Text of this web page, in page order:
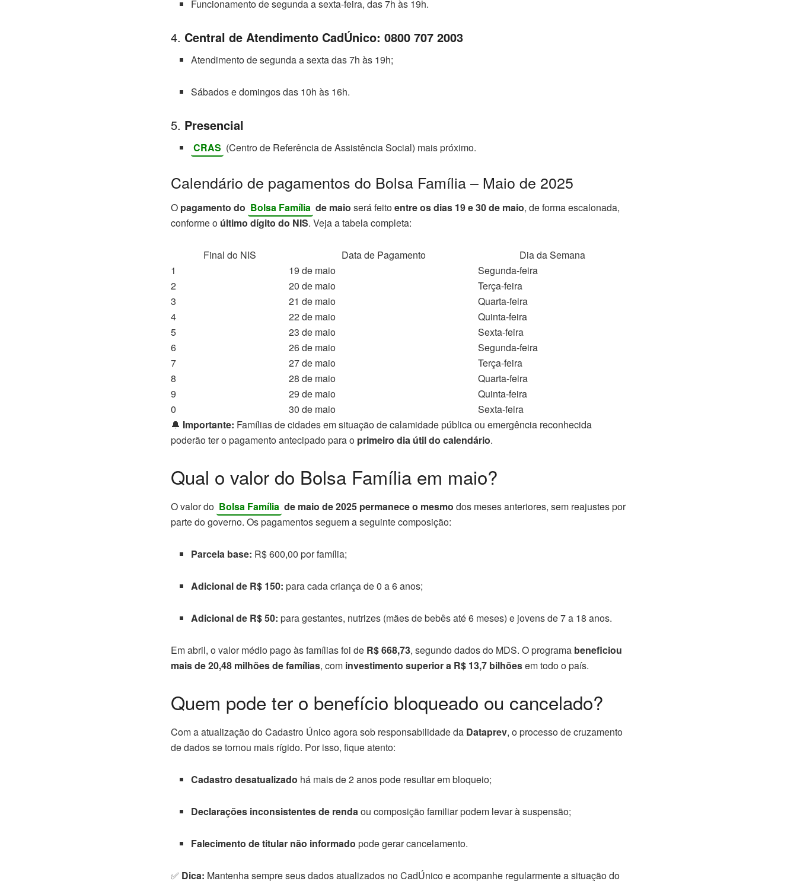
Funcionamento de segunda a sexta-feira, das 7h às 19h.
4. Central de Atendimento CadÚnico: 0800 707 2003
Atendimento de segunda a sexta das 7h às 19h;
Sábados e domingos das 10h às 16h.
5. Presencial
CRAS (Centro de Referência de Assistência Social) mais próximo.
Calendário de pagamentos do Bolsa Família – Maio de 2025
O pagamento do Bolsa Família de maio será feitoentre os dias 19 e 30 de maio, de forma escalonada,
conforme o último dígito do NIS. Veja a tabela completa:
Final do NIS Data de Pagamento
Dia da Semana
1
19 de maio
Segunda-feira
2
20 de maio
Terça-feira
3
21 de maio
Quarta-feira
4
22 de maio
Quinta-feira
5
23 de maio
Sexta-feira
6
26 de maio
Segunda-feira
7
27 de maio
Terça-feira
8
28 de maio
Quarta-feira
9
29 de maio
Quinta-feira
0
30 de maio
Sexta-feira
🔔 Importante: Famílias de cidades em situação de calamidade pública ou emergência reconhecida
poderão ter o pagamento antecipado para o primeiro dia útil do calendário.
Qual o valor do Bolsa Família em maio?
O valor do Bolsa Família de maio de 2025 permanece o mesmo dos meses anteriores, sem reajustes por
parte do governo. Os pagamentos seguem a seguinte composição:
Parcela base: R$ 600,00 por família;
Adicional de R$ 150: para cada criança de 0 a 6 anos;
Adicional de R$ 50: para gestantes, nutrizes (mães de bebês até 6 meses) e jovens de 7 a 18 anos.
Em abril, o valor médio pago às famílias foi de R$ 668,73, segundo dados do MDS. O programa beneficiou
mais de 20,48 milhões de famílias, com investimento superior a R$ 13,7 bilhõesem todo o país.
Quem pode ter o benefício bloqueado ou cancelado?
Com a atualização do Cadastro Único agora sob responsabilidade da Dataprev, o processo de cruzamento
de dados se tornou mais rígido. Por isso, fique atento:
Cadastro desatualizado há mais de 2 anos pode resultar em bloqueio;
Declarações inconsistentes de rendaou composição familiar podem levar à suspensão;
Falecimento de titular não informado pode gerar cancelamento.
✅ Dica: Mantenha sempre seus dados atualizados no CadÚnico e acompanhe regularmente a situação do